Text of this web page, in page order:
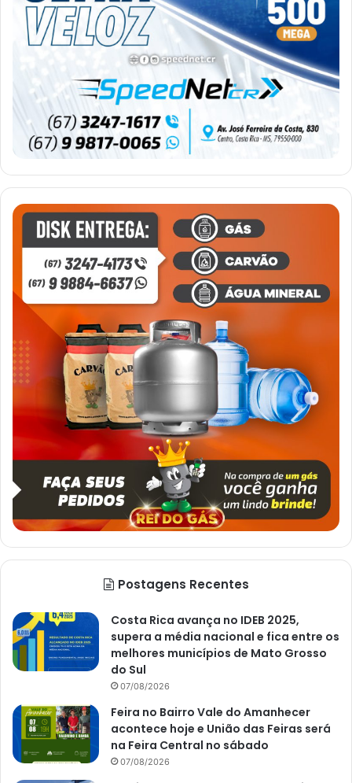
Postagens Recentes
Costa Rica avança no IDEB 2025,
supera a média nacional e fica entre os
melhores municípios de Mato Grosso
do Sul
07/08/2026
Feira no Bairro Vale do Amanhecer
acontece hoje e União das Feiras será
na Feira Central no sábado
07/08/2026